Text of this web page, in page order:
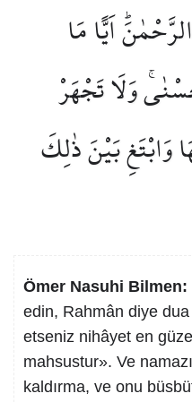
اَيًّا مَا
وَلَا تَجْهَرْ
وَابْتَغِ بَيْنَ ذٰلِكَ
Ömer Nasuhi Bilmen:
edin, Rahmân diye
etseniz nihâyet en
mahsustur». Ve
kaldırma, ve onu